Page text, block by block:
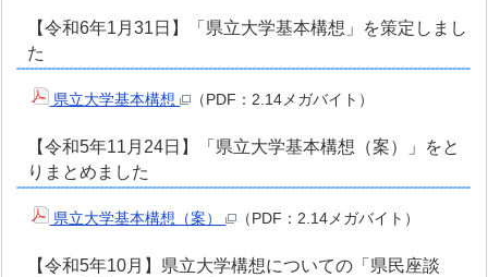
【令和6年1月31日】「県立大学基本構想」を策定しまし
た
県立大学基本構想 （PDF：2.14メガバイト）
【令和5年11月24日】「県立大学基本構想（案）」をと
りまとめました
県立大学基本構想（案） （PDF：2.14メガバイト）
【令和5年10月】県立大学構想についての「県民座談